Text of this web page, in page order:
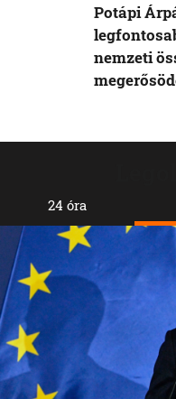
24 óra
Potápi
nemzeti